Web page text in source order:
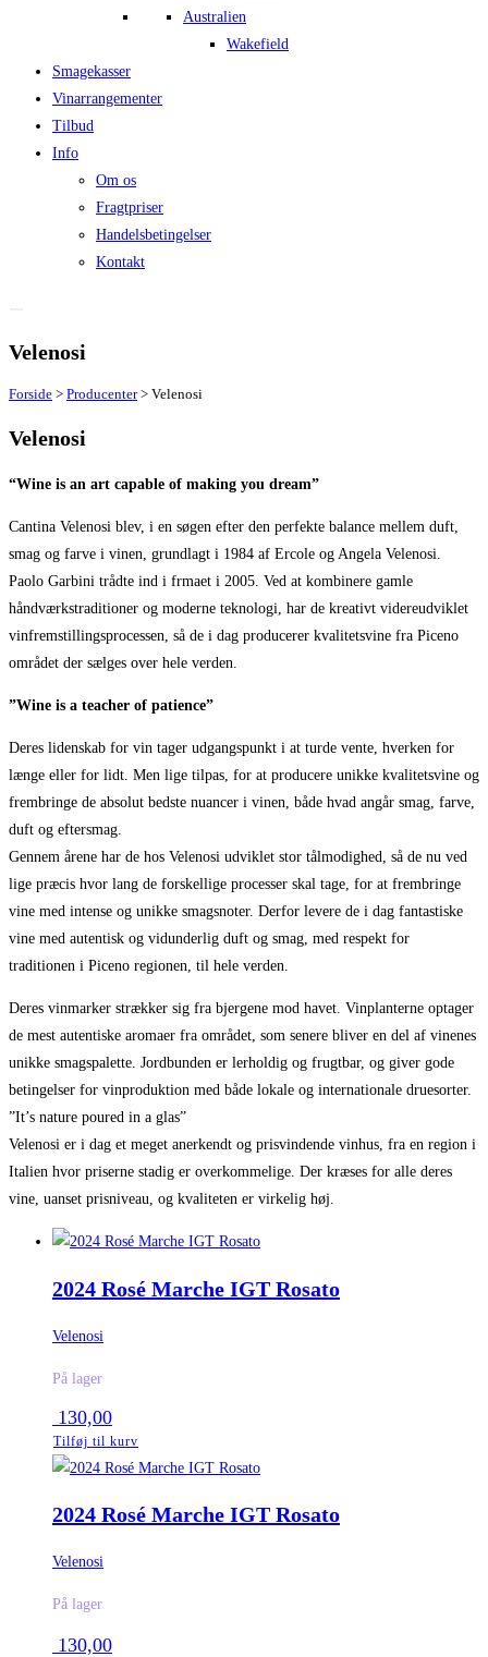
Australien
Wakefield
Smagekasser
Vinarrangementer
Tilbud
Info
Om os
Fragtpriser
Handelsbetingelser
Kontakt
Velenosi
Forside > Producenter> Velenosi
Velenosi
“Wine is an art capable of making you dream”
Cantina Velenosi blev, i en søgen efter den perfekte balance mellem duft,
smag og farve i vinen, grundlagt i 1984 af Ercole og Angela Velenosi.
Paolo Garbini trådte ind i frmaet i 2005. Ved at kombinere gamle
håndværkstraditioner og moderne teknologi, har de kreativt videreudviklet
vinfremstillingsprocessen, så de i dag producerer kvalitetsvine fra Piceno
området der sælges over hele verden.
”Wine is a teacher of patience”
Deres lidenskab for vin tager udgangspunkt i at turde vente, hverken for
længe eller for lidt. Men lige tilpas, for at producere unikke kvalitetsvine og
frembringe de absolut bedste nuancer i vinen, både hvad angår smag, farve,
duft og eftersmag.
Gennem årene har de hos Velenosi udviklet stor tålmodighed, så de nu ved
lige præcis hvor lang de forskellige processer skal tage, for at frembringe
vine med intense og unikke smagsnoter. Derfor levere de i dag fantastiske
vine med autentisk og vidunderlig duft og smag, med respekt for
traditionen i Piceno regionen, til hele verden.
Deres vinmarker strækker sig fra bjergene mod havet. Vinplanterne optager
de mest autentiske aromaer fra området, som senere bliver en del af vinenes
unikke smagspalette. Jordbunden er lerholdig og frugtbar, og giver gode
betingelser for vinproduktion med både lokale og internationale druesorter.
”It’s nature poured in a glas”
Velenosi er i dag et meget anerkendt og prisvindende vinhus, fra en region i
Italien hvor priserne stadig er overkommelige. Der kræses for alle deres
vine, uanset prisniveau, og kvaliteten er virkelig høj.
2024 Rosé Marche IGT Rosato
Velenosi
På lager
130,00
Tilføj til kurv
2024 Rosé Marche IGT Rosato
Velenosi
På lager
130,00